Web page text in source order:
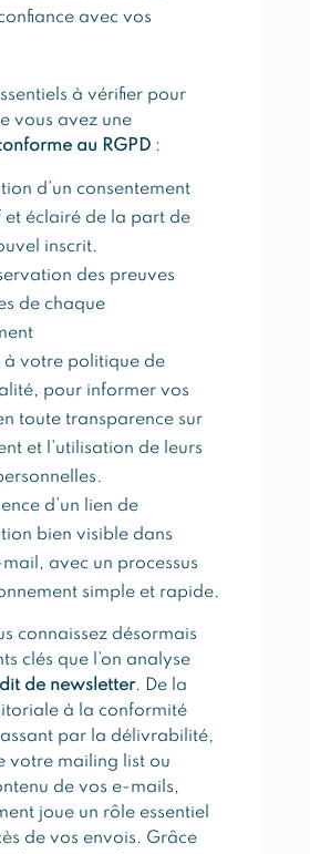
avec vos
à vérifier pour
vous avez une
au RGPD :
d’un consentement
et éclairé de la part de
inscrit.
des preuves
de chaque
à votre politique de
pour informer vos
toute transparence sur
et l’utilisation de leurs
d’un lien de
bien visible dans
avec un processus
simple et rapide.
connaissez désormais
clés que l’on analyse
de newsletter. De la
à la conformité
par la délivrabilité,
votre mailing list ou
de vos e-mails,
joue un rôle essentiel
de vos envois. Grâce